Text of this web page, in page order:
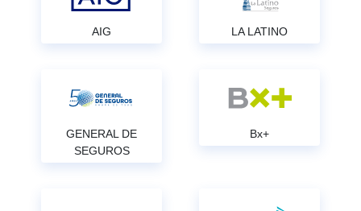
AIG LA LATINO
GENERAL DE
SEGUROS
Bx+